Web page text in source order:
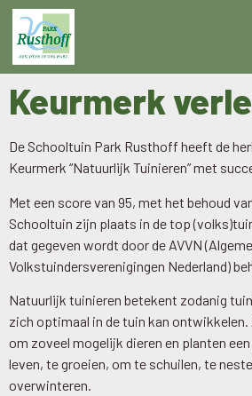
Keurmerk
De Schooltuin Park Rusthoff heeft de
Keurmerk “Natuurlijk Tuinieren” met
Met een score van 95, met het behoud
Schooltuin zijn plaats in de top
dat gegeven wordt door de AVVN
Volkstuindersverenigingen Nederland)
Natuurlijk tuinieren betekent zodanig
zich optimaal in de tuin kan
om zoveel mogelijk dieren en planten
leven, te groeien, om te schuilen, te
overwinteren.